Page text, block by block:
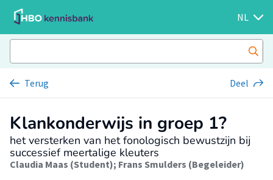
NL
Terug Deel
Klankonderwijs in groep 1?
het versterken van het fonologisch bewustzijn bij
successief meertalige kleuters
Claudia Maas (Student); Frans Smulders (Begeleider)